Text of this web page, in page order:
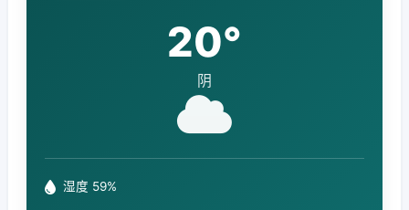
20°
阴
湿度 59%